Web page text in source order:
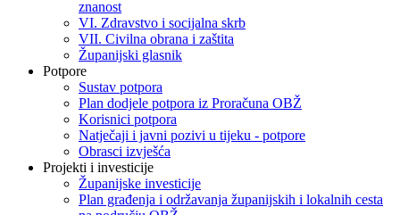
znanost
VI. Zdravstvo i socijalna skrb
VII. Civilna obrana i zaštita
Županijski glasnik
Potpore
Sustav potpora
Plan dodjele potpora iz Proračuna OBŽ
Korisnici potpora
Natječaji i javni pozivi u tijeku - potpore
Obrasci izvješća
Projekti i investicije
Županijske investicije
Plan građenja i održavanja županijskih i lokalnih cesta